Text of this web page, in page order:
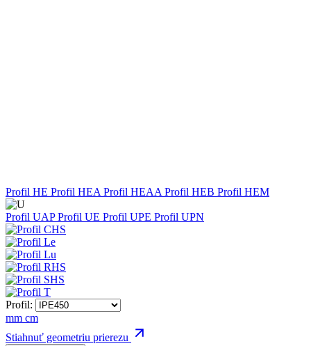
Profil HE Profil HEA Profil HEAA Profil HEB Profil HEM
Profil UAPProfil UE Profil UPE Profil UPN
Profil:
mm cm
Stiahnuť geometriu prierezu